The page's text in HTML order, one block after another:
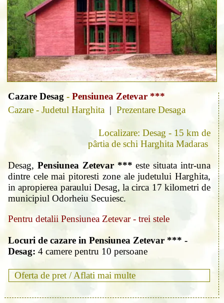
Cazare Desag - Pensiunea Zetevar ***
Cazare - Judetul Harghita | Prezentare Desaga
Localizare: Desag - 15 km de
pârtia de schi Harghita Madaras
Desag, Pensiunea Zetevar *** este situata intr-una
dintre cele mai pitoresti zone ale judetului Harghita,
in apropierea paraului Desag, la circa 17 kilometri de
municipiul Odorheiu Secuiesc.
Pentru detalii Pensiunea Zetevar - trei stele
Locuri de cazare in Pensiunea Zetevar *** -
Desag: 4 camere pentru 10 persoane
Oferta de pret / Aflati mai multe